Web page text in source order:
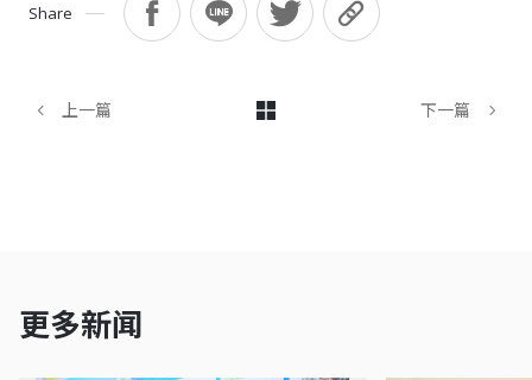
Share
上一篇 下一篇
更多新闻